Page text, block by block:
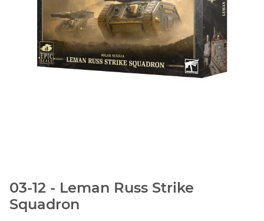
03-12 - Leman Russ Strike
Squadron